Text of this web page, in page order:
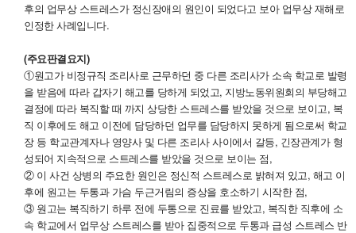
후의 업무상 스트레스가 정신장애의 원인이 되었다고 보아 업무상 재해로
인정한 사례입니다.
(주요판결요지)
①원고가 비정규직 조리사로 근무하던 중 다른 조리사가 소속 학교로 발령
을 받음에 따라 갑자기 해고를 당하게 되었고, 지방노동위원회의 부당해고
결정에 따라 복직할 때 까지 상당한 스트레스를 받았을 것으로 보이고, 복
직 이후에도 해고 이전에 담당하던 업무를 담당하지 못하게 됨으로써 학교
장 등 학교관계자나 영양사 및 다른 조리사 사이에서 갈등, 긴장관계가 형
성되어 지속적으로 스트레스를 받았을 것으로 보이는 점,
② 이 사건 상병의 주요한 원인은 정신적 스트레스로 밝혀져 있고, 해고 이
후에 원고는 두통과 가슴 두근거림의 증상을 호소하기 시작한 점,
③ 원고는 복직하기 하루 전에 두통으로 진료를 받았고, 복직한 직후에 소
속 학교에서 업무상 스트레스를 받아 집중적으로 두통과 급성 스트레스 반